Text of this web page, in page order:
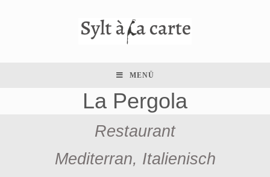
MENÜ
La Pergola
Restaurant
Mediterran, Italienisch